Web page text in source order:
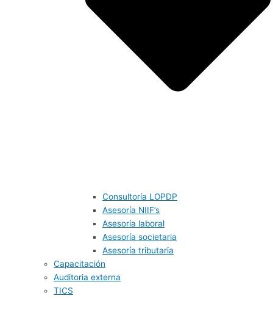
Consultoría LOPDP
Asesoría NIIF’s
Asesoría laboral
Asesoría societaria
Asesoría tributaria
Capacitación
Auditoria externa
TICS